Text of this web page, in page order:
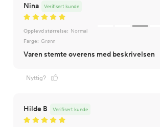
Nina Verifisert kunde
Opplevd størrelse: Normal
Farge: Grønn
Varen stemte overens med beskrivelsen
Nyttig?
Hilde B Verifisert kunde